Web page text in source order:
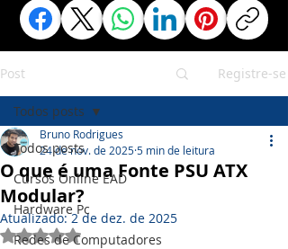
Post Registre-se
Todos posts
Cursos Online EAD
Hardware Pc
Redes de Computadores
Todos posts
O que é uma Fonte PSU ATX
Modular?
Bruno Rodrigues
24 de nov. de 20255 min de leitura
Atualizado:2 de dez. de 2025
Avaliado com NaN de 5 estrelas.